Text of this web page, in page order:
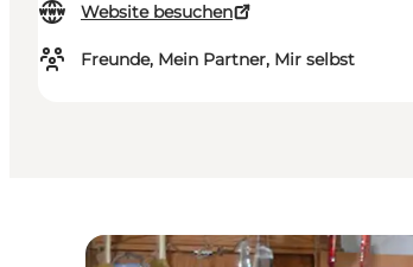
Website besuchen
Freunde, Mein Partner, Mir selbst